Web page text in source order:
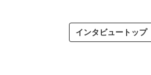
インタビュートップ